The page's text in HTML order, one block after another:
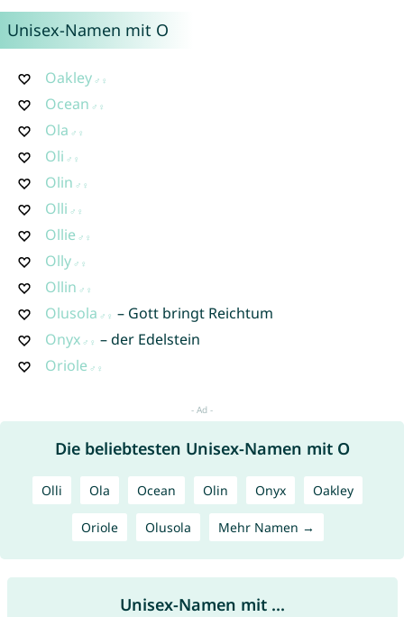
Unisex-Namen mit O
Oakley
Ocean
Ola
Oli
Olin
Olli
Ollie
Olly
Ollin
Olusola
– Gott bringt Reichtum
Onyx
– der Edelstein
Oriole
Die beliebtesten Unisex-Namen mit O
Olli Ola Ocean Olin Onyx Oakley
Oriole Olusola Mehr Namen →
Unisex-Namen mit ...